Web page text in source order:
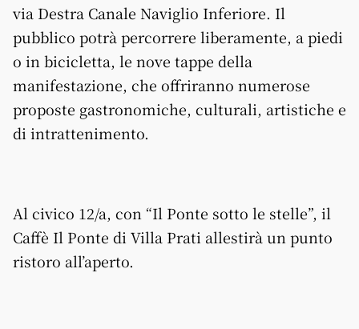
via Destra Canale Naviglio Inferiore. Il
pubblico potrà percorrere liberamente, a piedi
o in bicicletta, le nove tappe della
manifestazione, che offriranno numerose
proposte gastronomiche, culturali, artistiche e
di intrattenimento.
Al civico 12/a, con “Il Ponte sotto le stelle”, il
Caffè Il Ponte di Villa Prati allestirà un punto
ristoro all’aperto.